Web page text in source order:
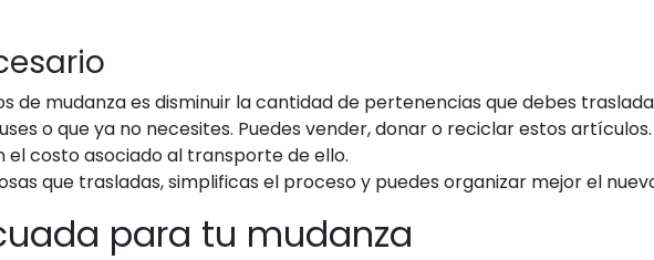
de mudanza es disminuir la cantidad de pertenencias que debes
o que ya no necesites. Puedes vender, donar o reciclar estos
el costo asociado al transporte de ello.
que trasladas, simplificas el proceso y puedes organizar mejor el
para tu mudanza